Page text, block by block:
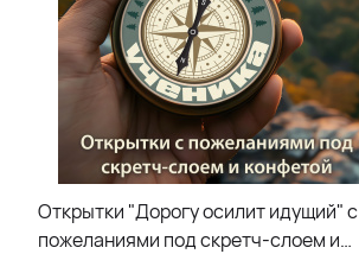
Открытки "Дорогу осилит идущий" с
пожеланиями под скретч-слоем и